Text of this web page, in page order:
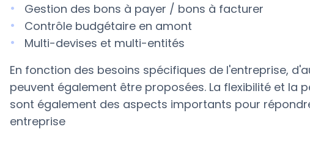
Gestion des bons à payer / bons à facturer
Contrôle budgétaire en amont
Multi-devises et multi-entités
En fonction des besoins spécifiques de l'entreprise,
peuvent également être proposées. La flexibilité et la
sont également des aspects importants pour
entreprise